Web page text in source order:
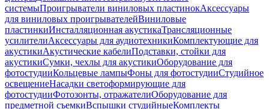
системыПроигрыватели виниловых пластинокАксессуары
для виниловых проигрывателейВиниловые
пластинкиИнсталляционная акустикаТрансляционные
усилителиАксессуары для аудиотехникиКомплектующие для
акустикиАкустические кабелиПодставки, стойки для
акустикиСумки, чехлы для акустикиОборудование для
фотостудииКольцевые лампыФоны для фотостудииСтудийное
освещениеНасадки светоформирующие для
фотостудииФотозонты, отражателиОборудование для
предметной съемкиВспышки студийныеКомплекты